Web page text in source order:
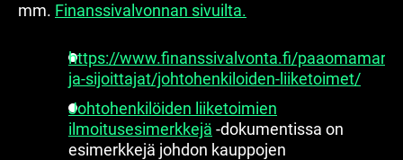
mm. Finanssivalvonnan sivuilta.
https://www.finanssivalvonta.fi/
ja-sijoittajat/johtohenkiloiden-liiketoimet/
Johtohenkilöiden liiketoimien
ilmoitusesimerkkejä -dokumentissa on
esimerkkejä johdon kauppojen